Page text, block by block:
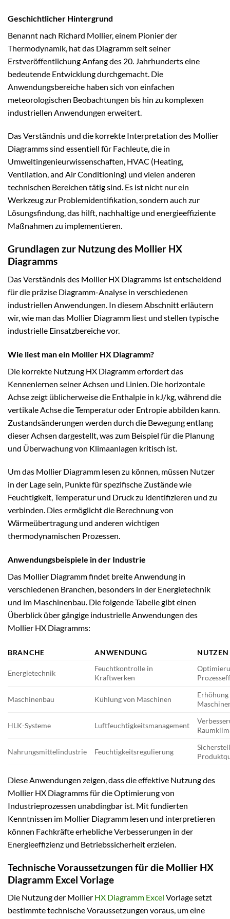
Geschichtlicher Hintergrund
Benannt nach Richard Mollier, einem Pionier der
Thermodynamik, hat das Diagramm seit seiner
Erstveröffentlichung Anfang des 20. Jahrhunderts eine
bedeutende Entwicklung durchgemacht. Die
Anwendungsbereiche haben sich von einfachen
meteorologischen Beobachtungen bis hin zu komplexen
industriellen Anwendungen erweitert.
Das Verständnis und die korrekte Interpretation des Mollier
Diagramms sind essentiell für Fachleute, die in
Umweltingenieurwissenschaften, HVAC (Heating,
Ventilation, and Air Conditioning) und vielen anderen
technischen Bereichen tätig sind. Es ist nicht nur ein
Werkzeug zur Problemidentifikation, sondern auch zur
Lösungsfindung, das hilft, nachhaltige und energieeffiziente
Maßnahmen zu implementieren.
Grundlagen zur Nutzung des Mollier HX
Diagramms
Das Verständnis des Mollier HX Diagramms ist entscheidend
für die präzise Diagramm-Analyse in verschiedenen
industriellen Anwendungen. In diesem Abschnitt erläutern
wir, wie man das Mollier Diagramm liest und stellen typische
industrielle Einsatzbereiche vor.
Wie liest man ein Mollier HX Diagramm?
Die korrekte Nutzung HX Diagramm erfordert das
Kennenlernen seiner Achsen und Linien. Die horizontale
Achse zeigt üblicherweise die Enthalpie in kJ/kg, während die
vertikale Achse die Temperatur oder Entropie abbilden kann.
Zustandsänderungen werden durch die Bewegung entlang
dieser Achsen dargestellt, was zum Beispiel für die Planung
und Überwachung von Klimaanlagen kritisch ist.
Um das Mollier Diagramm lesen zu können, müssen Nutzer
in der Lage sein, Punkte für spezifische Zustände wie
Feuchtigkeit, Temperatur und Druck zu identifizieren und zu
verbinden. Dies ermöglicht die Berechnung von
Wärmeübertragung und anderen wichtigen
thermodynamischen Prozessen.
Anwendungsbeispiele in der Industrie
Das Mollier Diagramm findet breite Anwendung in
verschiedenen Branchen, besonders in der Energietechnik
und im Maschinenbau. Die folgende Tabelle gibt einen
Überblick über gängige industrielle Anwendungen des
Mollier HX Diagramms:
BRANCHE ANWENDUNG NUTZEN
Energietechnik
Feuchtkontrolle in
Kraftwerken
Maschinenbau Kühlung von Maschinen
HLK-Systeme Luftfeuchtigkeitsmanagement
Nahrungsmittelindustrie Feuchtigkeitsregulierung
Diese Anwendungen zeigen, dass die effektive Nutzung des
Mollier HX Diagramms für die Optimierung von
Industrieprozessen unabdingbar ist. Mit fundierten
Kenntnissen im Mollier Diagramm lesen und interpretieren
können Fachkräfte erhebliche Verbesserungen in der
Energieeffizienz und Betriebssicherheit erzielen.
Technische Voraussetzungen für die Mollier HX
Diagramm Excel Vorlage
Die Nutzung der Mollier HX Diagramm Excel Vorlage setzt
bestimmte technische Voraussetzungen voraus, um eine